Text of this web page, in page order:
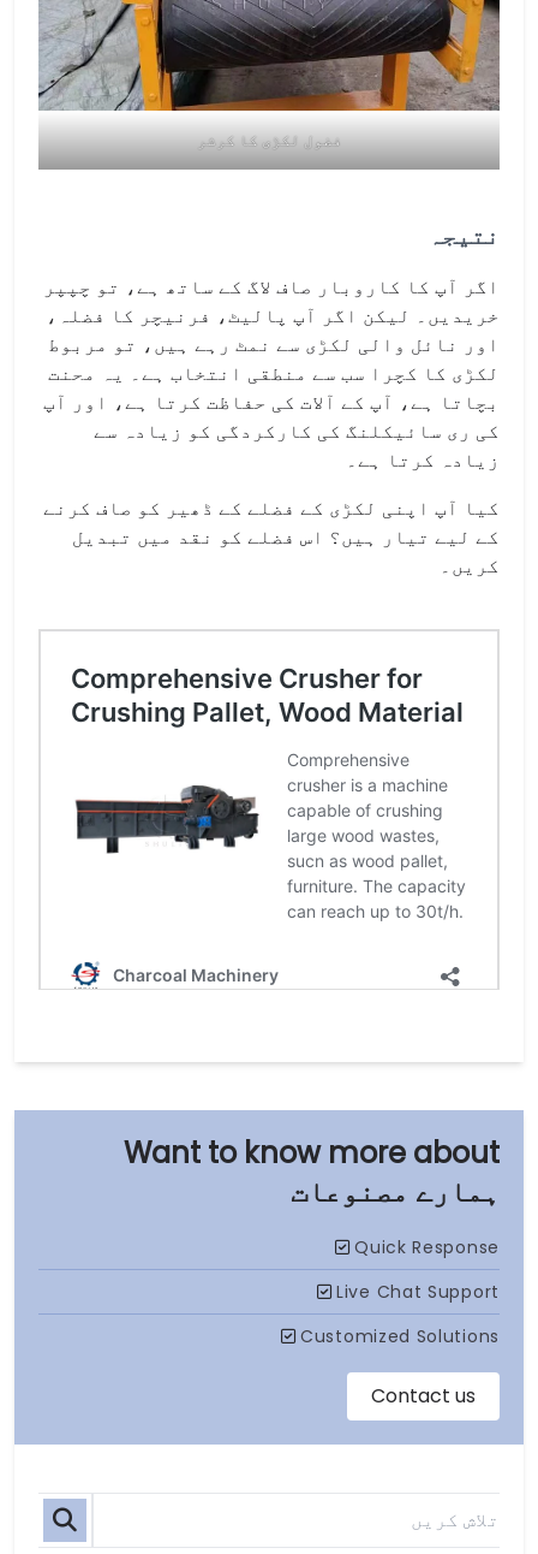
ہمارے مصنوعات
فضول لکڑی کا کرشر
نتیجہ
اگر آپ کا کاروبار صاف لاگ کے ساتھ ہے، تو چپپر
خریدیں۔ لیکن اگر آپ پالیٹ، فرنیچر کا فضلہ،
اور نائل والی لکڑی سے نمٹ رہے ہیں، تو مربوط
لکڑی کا کچرا سب سے منطقی انتخاب ہے۔ یہ محنت
بچاتا ہے، آپ کے آلات کی حفاظت کرتا ہے، اور آپ
کی ری سائیکلنگ کی کارکردگی کو زیادہ سے
زیادہ کرتا ہے۔
کیا آپ اپنی لکڑی کے فضلے کے ڈھیر کو صاف کرنے
کے لیے تیار ہیں؟ اس فضلے کو نقد میں تبدیل
کریں۔